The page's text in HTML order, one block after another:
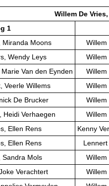
Willem De
1
Miranda Moons
Willem
Wendy Leys
Willem
Van den Eynden
Willem
Veerle Willems
Willem
De Brucker
Willem
Heidi Verhaegen
Willem
Ellen Rens
Kenny
Ellen Rens
Sandra Mols
Willem
Verachtert
Willem